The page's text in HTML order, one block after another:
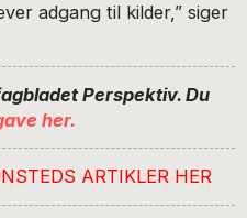
adgang til kilder,” siger
Perspektiv. Du
her.
ARTIKLER HER